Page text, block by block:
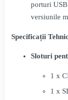
porturi
versiunile
Specificații
Sloturi
1 x
1 x